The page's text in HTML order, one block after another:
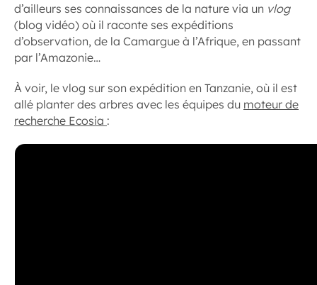
d’ailleurs ses connaissances de la nature via un vlog
(blog vidéo) où il raconte ses expéditions
d’observation, de la Camargue à l’Afrique, en passant
par l’Amazonie…
À voir, le vlog sur son expédition en Tanzanie, où il est
allé planter des arbres avec les équipes du moteur de
recherche Ecosia :